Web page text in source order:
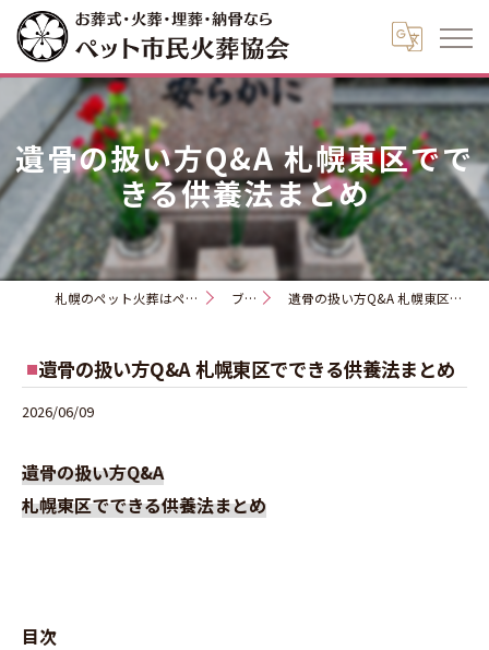
遺骨の扱い方Q&A 札幌東区でで
きる供養法まとめ
札幌のペット火葬はペット市民火葬協会 ブログ 遺骨の扱い方Q&A 札幌東区でできる供養法まとめ
遺骨の扱い方Q&A 札幌東区でできる供養法まとめ
2026/06/09
遺骨の扱い方Q&A
札幌東区でできる供養法まとめ
目次